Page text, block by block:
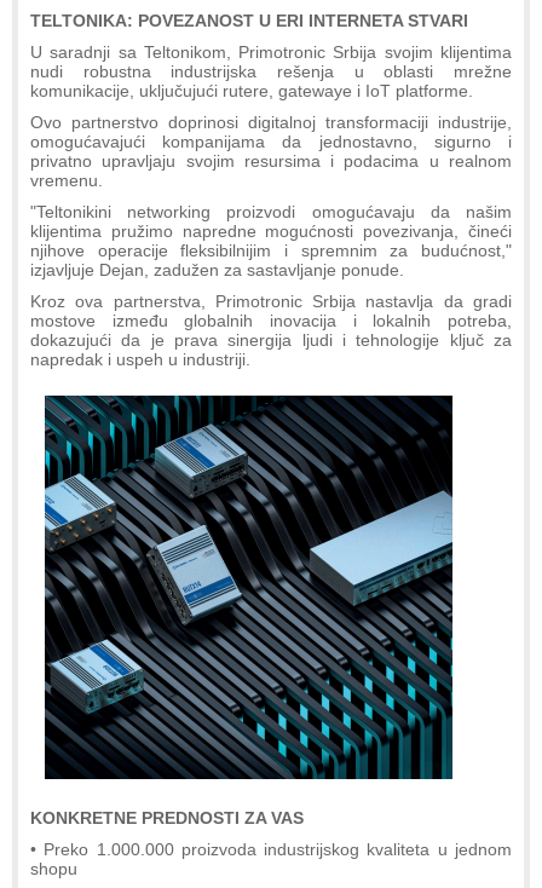
TELTONIKA: POVEZANOST U ERI INTERNETA STVARI
U saradnji sa Teltonikom, Primotronic Srbija svojim klijentima
nudi robustna industrijska rešenja u oblasti mrežne
komunikacije, uključujući rutere, gatewaye i IoT platforme.
Ovo partnerstvo doprinosi digitalnoj transformaciji industrije,
omogućavajući kompanijama da jednostavno, sigurno i
privatno upravljaju svojim resursima i podacima u realnom
vremenu.
"Teltonikini networking proizvodi omogućavaju da našim
klijentima pružimo napredne mogućnosti povezivanja, čineći
njihove operacije fleksibilnijim i spremnim za budućnost,"
izjavljuje Dejan, zadužen za sastavljanje ponude.
Kroz ova partnerstva, Primotronic Srbija nastavlja da gradi
mostove između globalnih inovacija i lokalnih potreba,
dokazujući da je prava sinergija ljudi i tehnologije ključ za
napredak i uspeh u industriji.
KONKRETNE PREDNOSTI ZA VAS
• Preko 1.000.000 proizvoda industrijskog kvaliteta u jednom
shopu